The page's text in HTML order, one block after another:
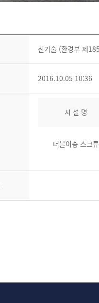
신기술 (환경부 제
2016.10.05 10:36
시 설 명
더블이송 스크류